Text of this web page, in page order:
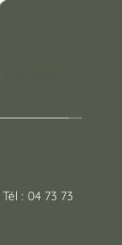
: 04 73 73